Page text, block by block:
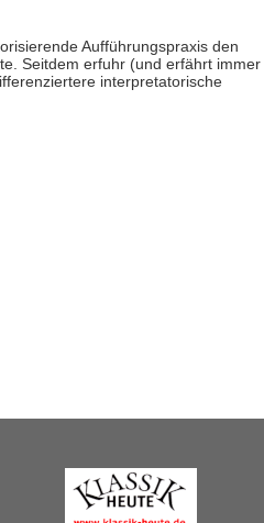
Aufführungspraxis den
Seitdem erfuhr (und erfährt immer
interpretatorische